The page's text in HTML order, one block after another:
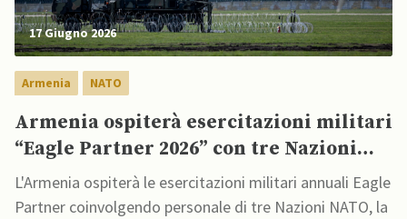
17 Giugno 2026
Armenia NATO
Armenia ospiterà esercitazioni militari
“Eagle Partner 2026” con tre Nazioni
NATO
L'Armenia ospiterà le esercitazioni militari annuali Eagle
Partner coinvolgendo personale di tre Nazioni NATO, la